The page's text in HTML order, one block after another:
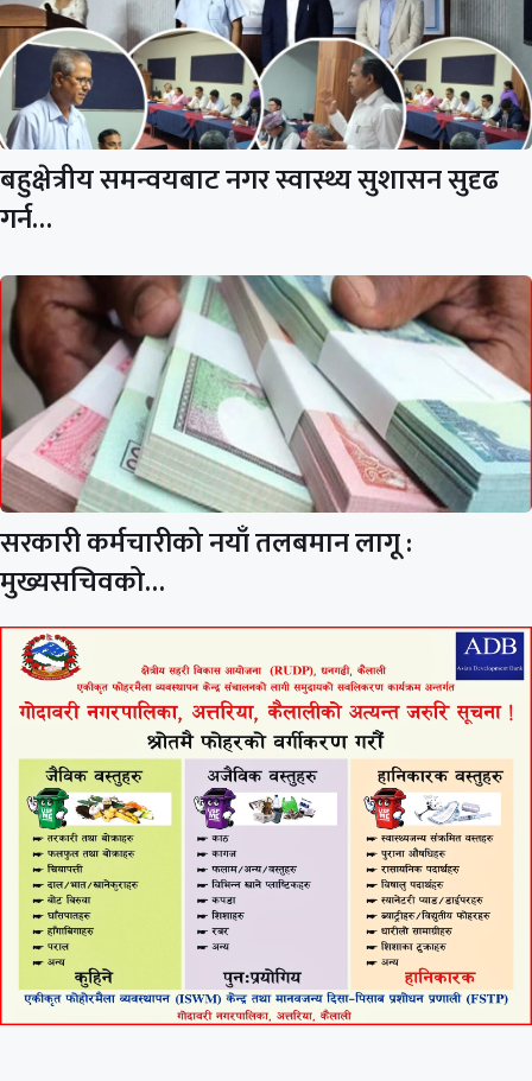
बहुक्षेत्रीय समन्वयबाट नगर स्वास्थ्य सुशासन सुदृढ
गर्न…
सरकारी कर्मचारीको नयाँ तलबमान लागू :
मुख्यसचिवको…